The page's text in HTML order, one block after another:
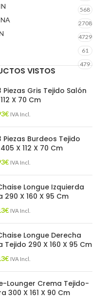
568
2708
4729
61
479
VISTOS
Piezas Gris Tejido Salón
X 70 Cm
€ IVA Incl.
Piezas Burdeos Tejido
X 112 X 70 Cm
€ IVA Incl.
Longue Izquierda
290 X 160 X 95 Cm
€ IVA Incl.
Longue Derecha
Tejido 290 X 160 X 95 Cm
€ IVA Incl.
Lounger Crema Tejido-
300 X 161 X 90 Cm